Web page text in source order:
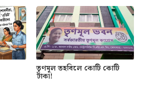
তৃণমূল তহবিলে কোটি কোটি
টাকা!